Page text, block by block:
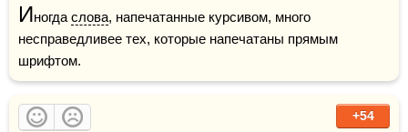
Иногда слова, напечатанные курсивом, много
несправедливее тех, которые напечатаны прямым
шрифтом.
+54